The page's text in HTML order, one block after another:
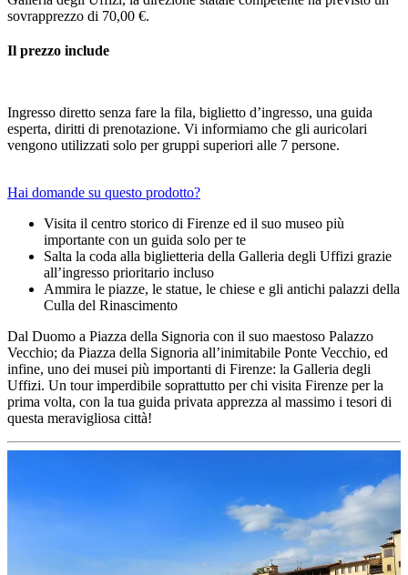
sovrapprezzo di 70,00 €.
Il prezzo include
Ingresso diretto senza fare la fila, biglietto d’ingresso, una guida
esperta, diritti di prenotazione. Vi informiamo che gli auricolari
vengono utilizzati solo per gruppi superiori alle 7 persone.
Hai domande su questo prodotto?
Visita il centro storico di Firenze ed il suo museo più
importante con un guida solo per te
Salta la coda alla biglietteria della Galleria degli Uffizi grazie
all’ingresso prioritario incluso
Ammira le piazze, le statue, le chiese e gli antichi palazzi della
Culla del Rinascimento
Dal Duomo a Piazza della Signoria con il suo maestoso Palazzo
Vecchio; da Piazza della Signoria all’inimitabile Ponte Vecchio, ed
infine, uno dei musei più importanti di Firenze: la Galleria degli
Uffizi. Un tour imperdibile soprattutto per chi visita Firenze per la
prima volta, con la tua guida privata apprezza al massimo i tesori di
questa meravigliosa città!